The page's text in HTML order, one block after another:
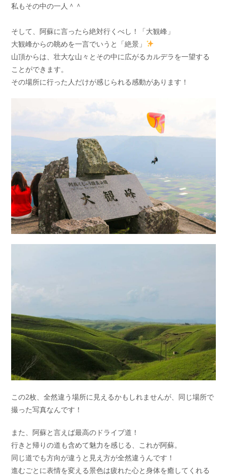
私もその中の一人＾＾
そして、阿蘇に言ったら絶対行くべし！「大観峰」
大観峰からの眺めを一言でいうと「絶景」
山頂からは、壮大な山々とその中に広がるカルデラを一望する
ことができます。
その場所に行った人だけが感じられる感動があります！
この2枚、全然違う場所に見えるかもしれませんが、同じ場所で
撮った写真なんです！
また、阿蘇と言えば最高のドライブ道！
行きと帰りの道も含めて魅力を感じる、これが阿蘇。
同じ道でも方向が違うと見え方が全然違うんです！
進むごとに表情を変える景色は疲れた心と身体を癒してくれる